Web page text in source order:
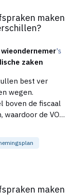
maken
wieondernemer's
zaken
wegen.
boven de fiscaal
de VOF
maar hebben we
waardoor we
plaats kunnen
het maken